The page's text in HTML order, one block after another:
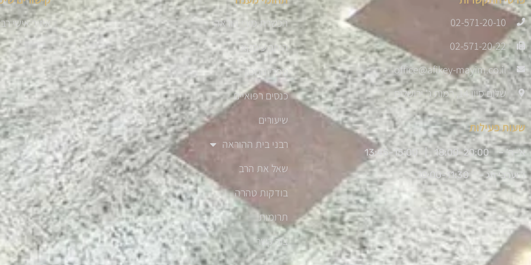
02-571-20-10
02-571-20-22
office@afikey-mayim.co.il
שלום סיון 14, רמות ג' ירושלים
שעות פעילות
א'-ה' – 18:00-20:00 | 13:45-15:00
ו' וערבי חג – 10:00-11:30
הכשרת מורי הוראה
היתר עיסקא
ספרי המכון
כנסים רפואיים
שיעורים
רבני בית ההוראה
שאל את הרב
בודקות טהרה
תרומות
צור קשר
איזור אישי